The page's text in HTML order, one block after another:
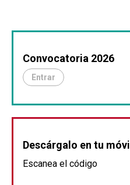
Convocatoria 2026
Entrar
Descárgalo en tu móvil
Escanea el código